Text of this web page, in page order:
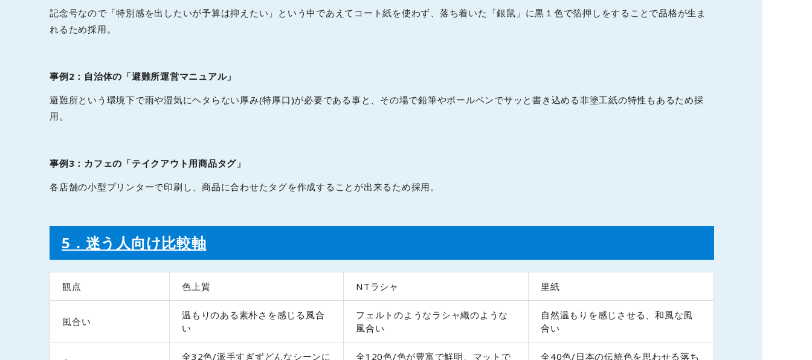
記念号なので「特別感を出したいが予算は抑えたい」という中であえてコート紙を使わず、落ち着いた「銀鼠」に黒１色で箔押しをすることで品格が生ま
れるため採用。
事例2：自治体の「避難所運営マニュアル」
避難所という環境下で雨や湿気にヘタらない厚み(特厚口)が必要である事と、その場で鉛筆やボールペンでサッと書き込める非塗工紙の特性もあるため採
用。
事例3：カフェの「テイクアウト用商品タグ」
各店舗の小型プリンターで印刷し、商品に合わせたタグを作成することが出来るため採用。
5 ．迷う人向け比較軸
観点 色上質 NTラシャ 里紙
風合い
温もりのある素朴さを感じる風合
い
フェルトのようなラシャ織のような
風合い
自然温もりを感じさせる、和風な風
合い
全32色/派手すぎずどんなシーンに 全120色/色が豊富で鮮明、マットで 全40色/日本の伝統色を思わせる落ち